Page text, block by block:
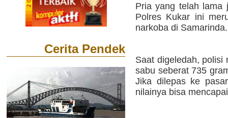
Cerita Pendek
Pria yang telah lama
Polres Kukar ini
narkoba di Samarinda.
Saat digeledah, polisi
sabu seberat 735
Jika dilepas ke
nilainya bisa